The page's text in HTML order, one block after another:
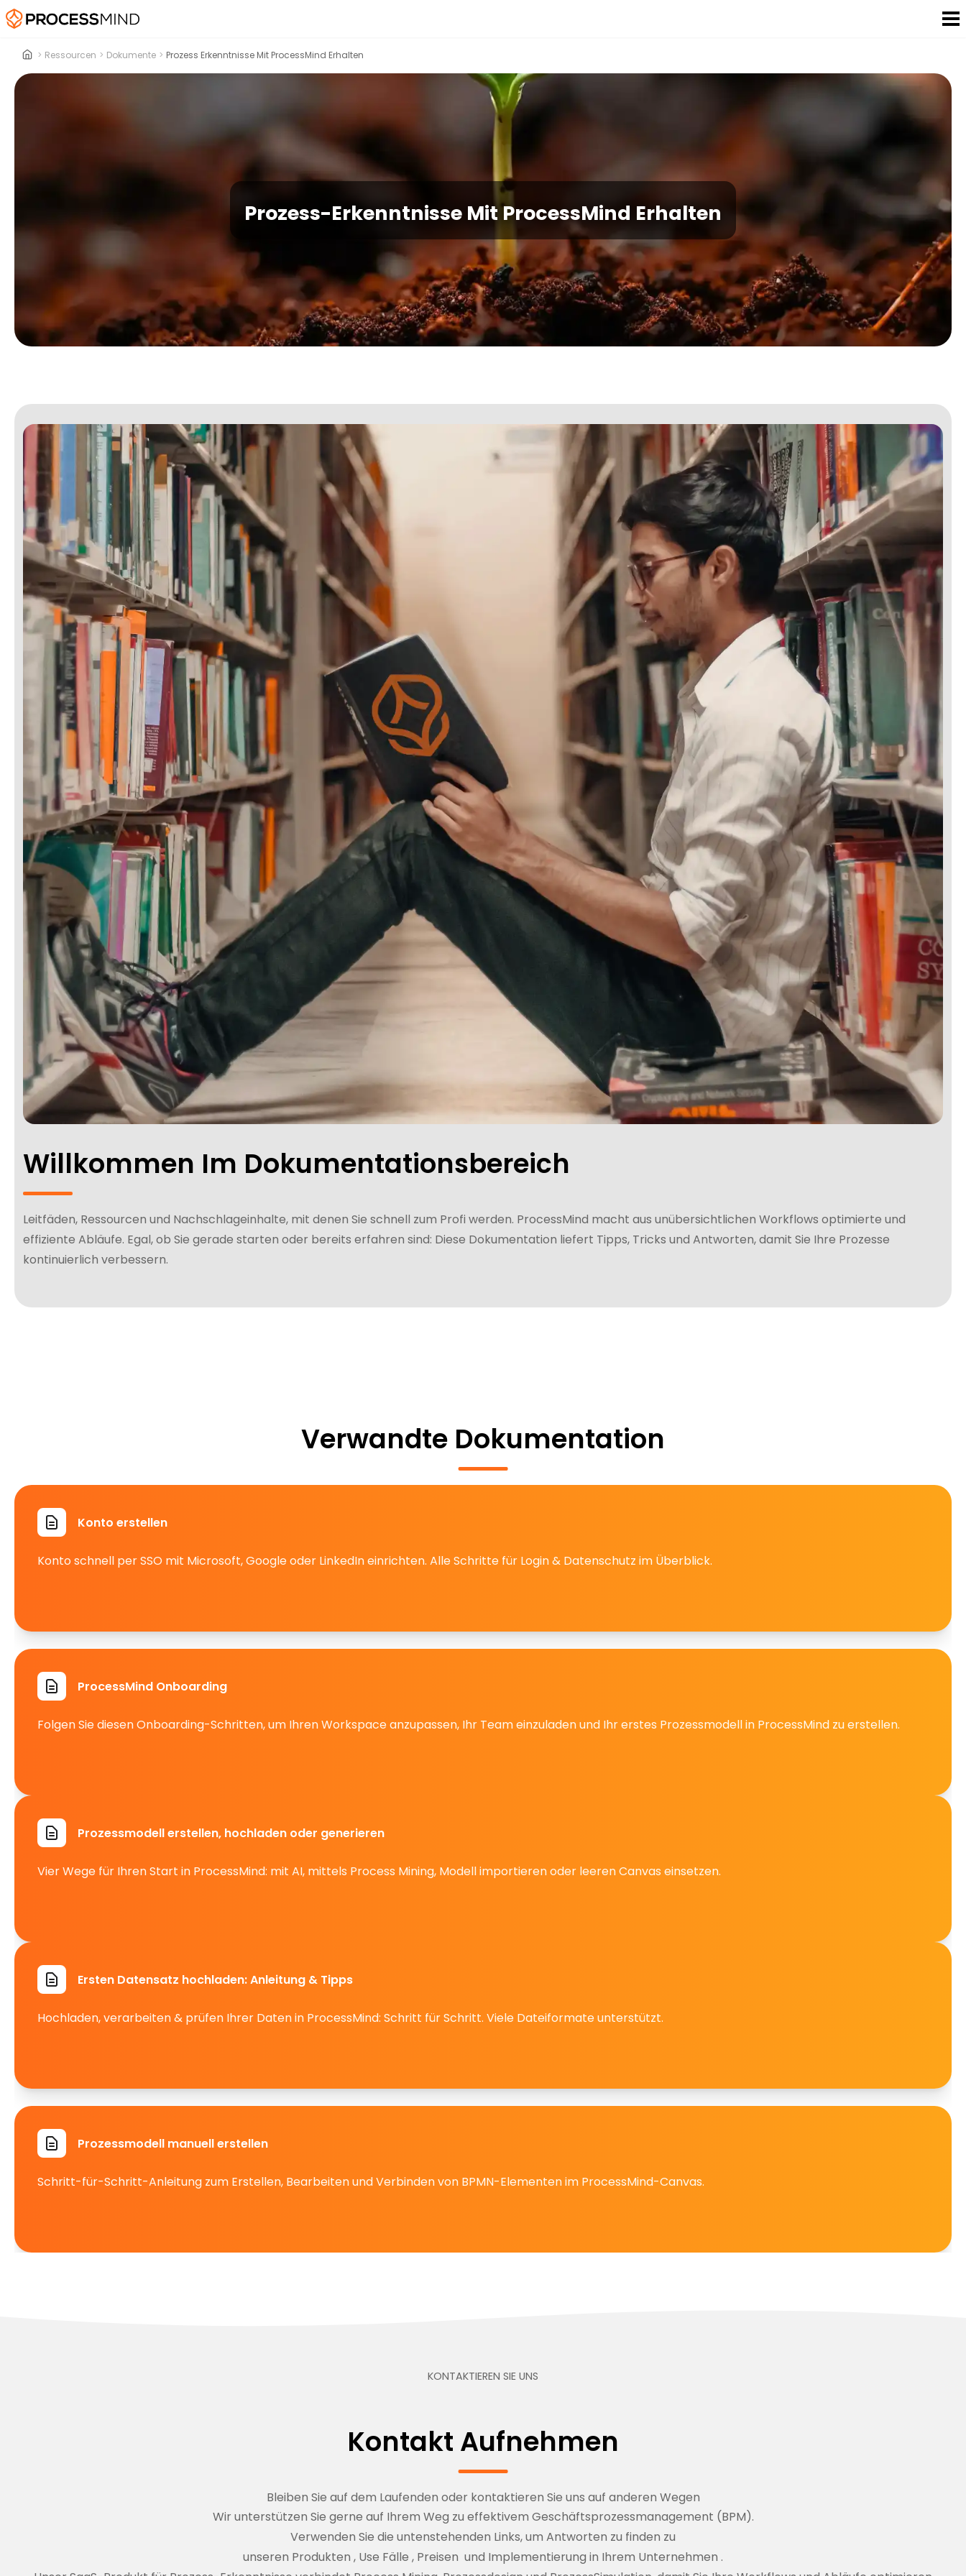
> Ressourcen > Dokumente > Prozess Erkenntnisse Mit ProcessMind Erhalten
Prozess-Erkenntnisse Mit ProcessMind Erhalten
Willkommen Im Dokumentationsbereich
Leitfäden, Ressourcen und Nachschlageinhalte, mit denen Sie schnell zum Profi werden. ProcessMind macht aus unübersichtlichen Workflows optimierte und
effiziente Abläufe. Egal, ob Sie gerade starten oder bereits erfahren sind: Diese Dokumentation liefert Tipps, Tricks und Antworten, damit Sie Ihre Prozesse
kontinuierlich verbessern.
Verwandte Dokumentation
Konto erstellen
Konto schnell per SSO mit Microsoft, Google oder LinkedIn einrichten. Alle Schritte für Login & Datenschutz im Überblick.
ProcessMind Onboarding
Folgen Sie diesen Onboarding-Schritten, um Ihren Workspace anzupassen, Ihr Team einzuladen und Ihr erstes Prozessmodell in ProcessMind zu erstellen.
Prozessmodell erstellen, hochladen oder generieren
Vier Wege für Ihren Start in ProcessMind: mit AI, mittels Process Mining, Modell importieren oder leeren Canvas einsetzen.
Ersten Datensatz hochladen: Anleitung & Tipps
Hochladen, verarbeiten & prüfen Ihrer Daten in ProcessMind: Schritt für Schritt. Viele Dateiformate unterstützt.
Prozessmodell manuell erstellen
Schritt-für-Schritt-Anleitung zum Erstellen, Bearbeiten und Verbinden von BPMN-Elementen im ProcessMind-Canvas.
KONTAKTIEREN SIE UNS
Kontakt Aufnehmen
Bleiben Sie auf dem Laufenden oder kontaktieren Sie uns auf anderen Wegen
Wir unterstützen Sie gerne auf Ihrem Weg zu effektivem Geschäftsprozessmanagement (BPM).
Verwenden Sie die untenstehenden Links, um Antworten zu finden zu
unseren Produkten , Use Fälle , Preisen und Implementierung in Ihrem Unternehmen .